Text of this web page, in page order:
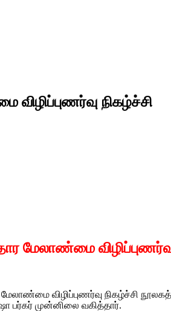
நிகழ்ச்சி
மேலாண்மை விழிப்புணர்வு
விழிப்புணர்வு நிகழ்ச்சி
பர்கர் முன்னிலை வகித்தார்.